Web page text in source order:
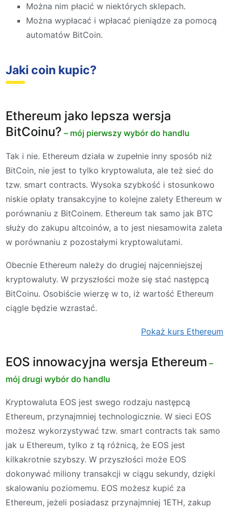
Można nim płacić w niektórych sklepach.
Można wypłacać i wpłacać pieniądze za pomocą
automatów BitCoin.
Jaki coin kupic?
Ethereum jako lepsza wersja
BitCoinu? – mój pierwszy wybór do handlu
Tak i nie. Ethereum działa w zupełnie inny sposób niż
BitCoin, nie jest to tylko kryptowaluta, ale też sieć do
tzw. smart contracts. Wysoka szybkość i stosunkowo
niskie opłaty transakcyjne to kolejne zalety Ethereum w
porównaniu z BitCoinem. Ethereum tak samo jak BTC
służy do zakupu altcoinów, a to jest niesamowita zaleta
w porównaniu z pozostałymi kryptowalutami.
Obecnie Ethereum należy do drugiej najcenniejszej
kryptowaluty. W przyszłości może się stać następcą
BitCoinu. Osobiście wierzę w to, iż wartość Ethereum
ciągle będzie wzrastać.
Pokaż kurs Ethereum
EOS innowacyjna wersja Ethereum –
mój drugi wybór do handlu
Kryptowaluta EOS jest swego rodzaju następcą
Ethereum, przynajmniej technologicznie. W sieci EOS
możesz wykorzystywać tzw. smart contracts tak samo
jak u Ethereum, tylko z tą różnicą, że EOS jest
kilkakrotnie szybszy. W przyszłości może EOS
dokonywać miliony transakcji w ciągu sekundy, dzięki
skalowaniu poziomemu. EOS możesz kupić za
Ethereum, jeżeli posiadasz przynajmniej 1ETH, zakup